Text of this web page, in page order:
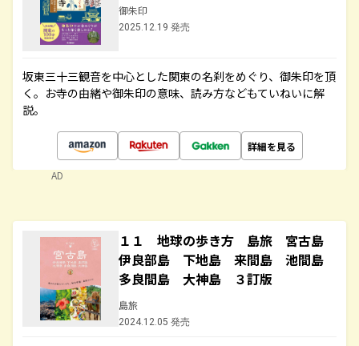
御朱印
2025.12.19 発売
坂東三十三観音を中心とした関東の名刹をめぐり、御朱印を頂
く。お寺の由緒や御朱印の意味、読み方などもていねいに解
説。
詳細を見る
AD
１１ 地球の歩き方 島旅 宮古島
伊良部島 下地島 来間島 池間島
多良間島 大神島 ３訂版
島旅
2024.12.05 発売